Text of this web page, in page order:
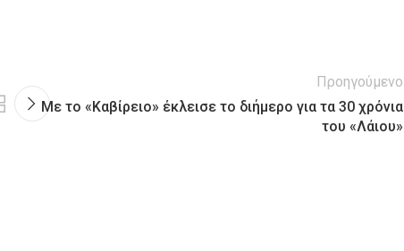
Προηγούμενο
Με το «Καβίρειο» έκλεισε το διήμερο για τα 30 χρόνια
του «Λάιου»